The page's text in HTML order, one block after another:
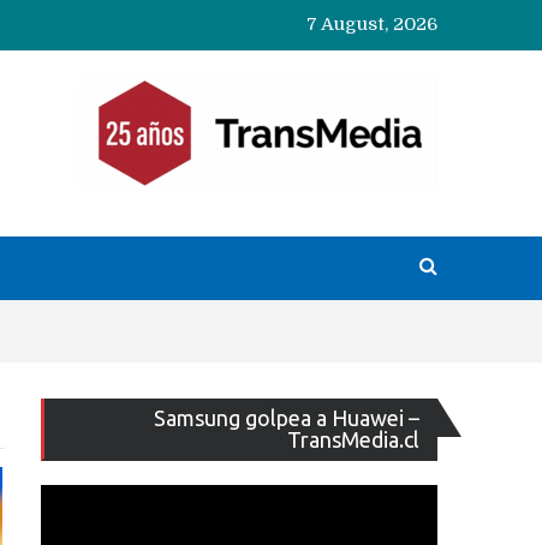
7 August, 2026
Samsung golpea a Huawei –
TransMedia.cl
de
vídeo